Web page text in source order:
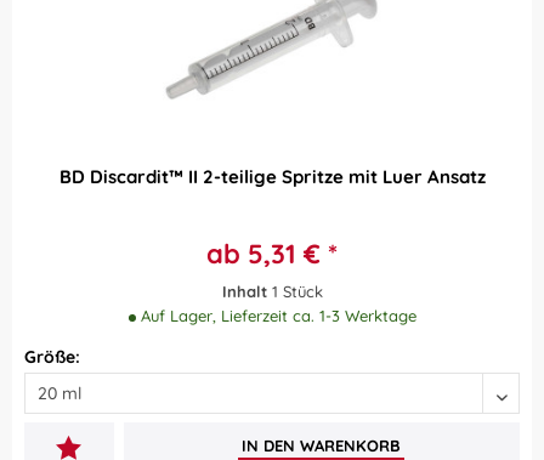
BD Discardit™ II 2-teilige Spritze mit Luer Ansatz
ab 5,31 € *
Inhalt 1 Stück
Auf Lager, Lieferzeit ca. 1-3 Werktage
Größe:
IN DEN WARENKORB